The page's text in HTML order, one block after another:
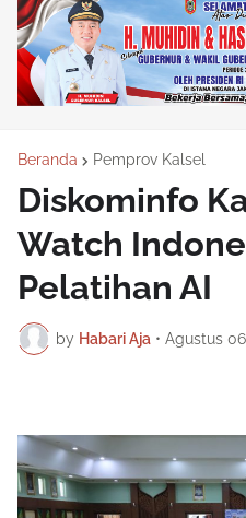
Beranda Pemprov Kalsel
Diskominfo
Watch
Pelatihan AI
by Habari Aja • Agustus